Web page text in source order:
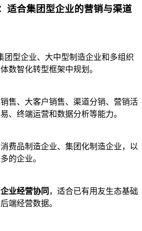
适合集团型企业的营销与渠道
团型企业、大中型制造企业和多组织
数智化转型框架中规划。
售、大客户销售、渠道分销、营销活
、终端运营和数据分析等能力。
费品制造企业、集团化制造企业，以
的企业。
业经营协同 ，适合已有用友生态基础
端经营数据。